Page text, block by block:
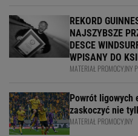
REKORD
NAJSZYBSZE
DESCE
WPISANY DO
MATERIAŁ PROMOCYJNY
Powrót ligowych
zaskoczyć nie
MATERIAŁ PROMOCYJNY